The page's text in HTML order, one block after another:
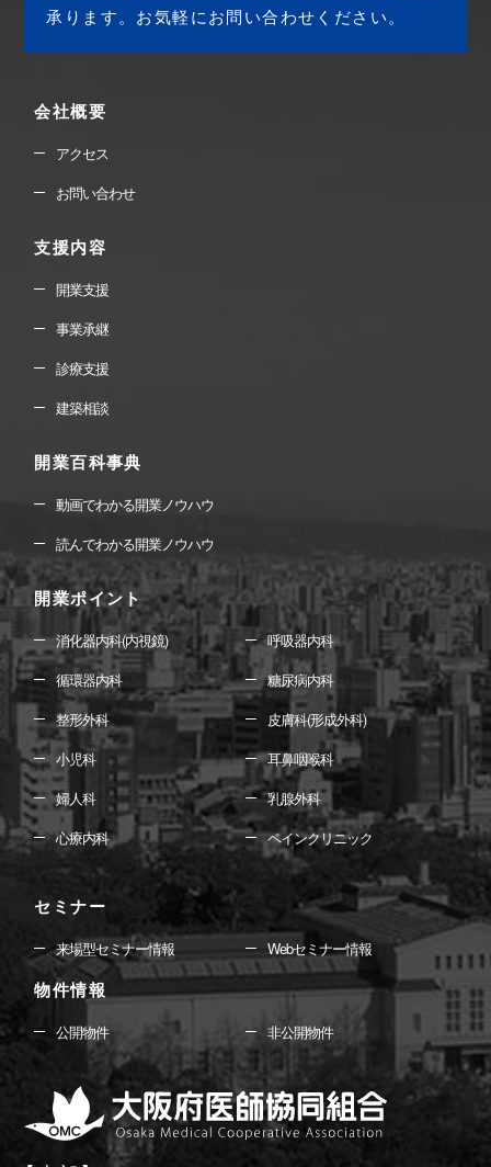
承ります。お気軽にお問い合わせください。
会社概要
アクセス
お問い合わせ
支援内容
開業支援
事業承継
診療支援
建築相談
開業百科事典
動画でわかる開業ノウハウ
読んでわかる開業ノウハウ
開業ポイント
消化器内科(内視鏡)
呼吸器内科
循環器内科
糖尿病内科
整形外科
皮膚科(形成外科)
小児科
耳鼻咽喉科
婦人科
乳腺外科
心療内科
ペインクリニック
セミナー
来場型セミナー情報 Webセミナー情報
物件情報
公開物件 非公開物件